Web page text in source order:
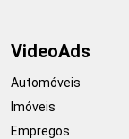
VideoAds
Automóveis
Imóveis
Empregos